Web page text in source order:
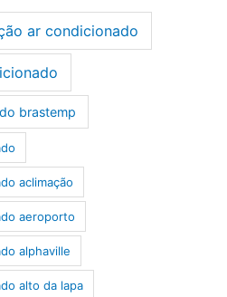
ar condicionado
brastemp
aclimação
aeroporto
alphaville
alto da lapa